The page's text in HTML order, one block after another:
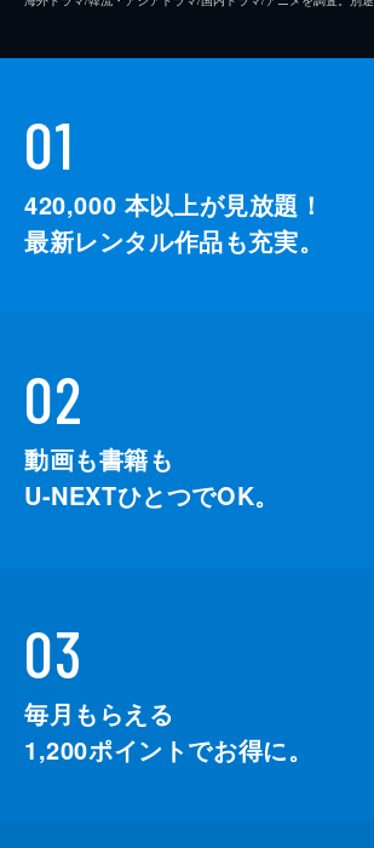
01
420,000 本以上が見放題！
最新レンタル作品も充実。
02
動画も書籍も
U-NEXTひとつでOK。
03
毎月もらえる
1,200ポイントでお得に。